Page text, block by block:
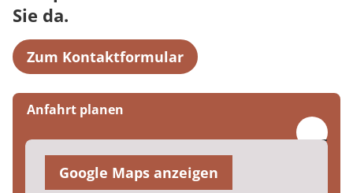
Sie da.
Zum Kontaktformular
Anfahrt planen
Google Maps anzeigen